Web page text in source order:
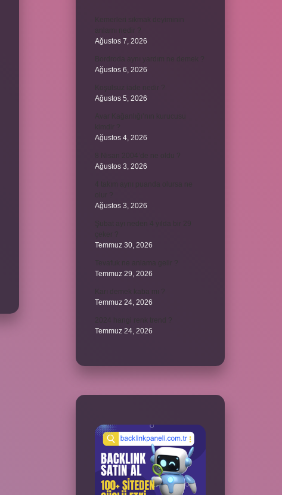
Ağustos 7, 2026
Ağustos 6, 2026
Ağustos 5, 2026
Ağustos 4, 2026
Ağustos 3, 2026
Ağustos 3, 2026
Temmuz 30, 2026
Temmuz 29, 2026
Temmuz 24, 2026
Temmuz 24, 2026